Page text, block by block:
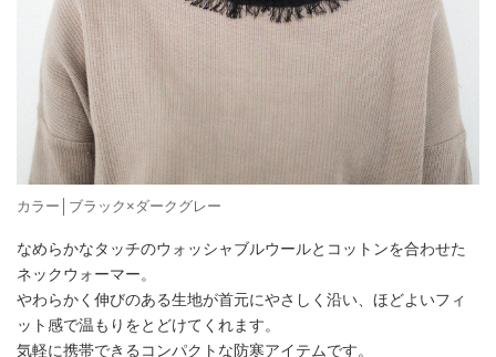
カラー│ブラック×ダークグレー
なめらかなタッチのウォッシャブルウールとコットンを合わせた
ネックウォーマー。
やわらかく伸びのある生地が首元にやさしく沿い、ほどよいフィ
ット感で温もりをとどけてくれます。
気軽に携帯できるコンパクトな防寒アイテムです。